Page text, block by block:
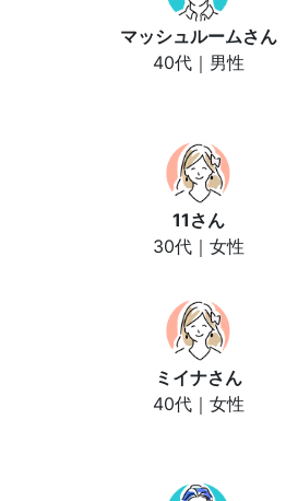
マッシュルームさん
40代｜男性
11 さん
30代｜女性
ミイナさん
40代｜女性